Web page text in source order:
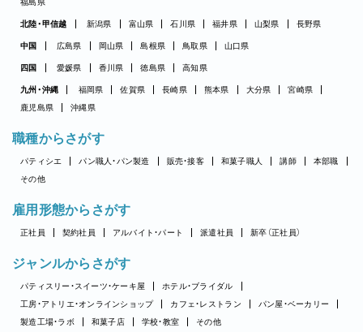
福島県
北陸・甲信越 新潟県 富山県 石川県 福井県 山梨県 長野県
中国 広島県 岡山県 島根県 鳥取県 山口県
四国 愛媛県 香川県 徳島県 高知県
九州・沖縄 福岡県 佐賀県 長崎県 熊本県 大分県
宮崎県
鹿児島県
沖縄県
職種からさがす
パティシエ パン職人・パン製造 販売・接客 和菓子職人 講師
本部職
その他
雇用形態からさがす
正社員 契約社員 アルバイト・パート 派遣社員 新卒（正社員）
ジャンルからさがす
パティスリー・スイーツ・ケーキ屋
ホテル・ブライダル
工房・アトリエ・オンラインショップ
カフェ・レストラン
パン屋・ベーカリー
製造工場・ラボ
和菓子店 学校・教室 その他